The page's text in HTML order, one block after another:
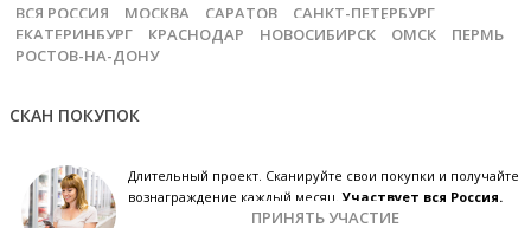
ВСЯ РОССИЯ МОСКВА САРАТОВ
САНКТ-ПЕТЕРБУРГ
ЕКАТЕРИНБУРГ
КРАСНОДАР НОВОСИБИРСК ОМСК
ПЕРМЬ
РОСТОВ-НА-ДОНУ
СКАН ПОКУПОК
Длительный проект. Сканируйте свои покупки и получайте
вознаграждение каждый месяц.Участвует вся Россия.
ПРИНЯТЬ УЧАСТИЕ